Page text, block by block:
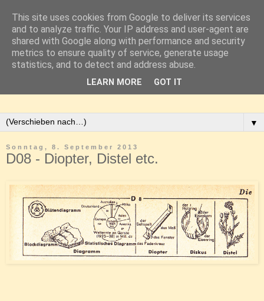
▼
Sonntag, 8. September 2013
D08 - Diopter, Distel etc.
This site uses cookies from Google to deliver its services
and to analyze traffic. Your IP address and user-agent are
shared with Google along with performance and security
metrics to ensure quality of service, generate usage
statistics, and to detect and address abuse.
LEARN MORE GOT IT